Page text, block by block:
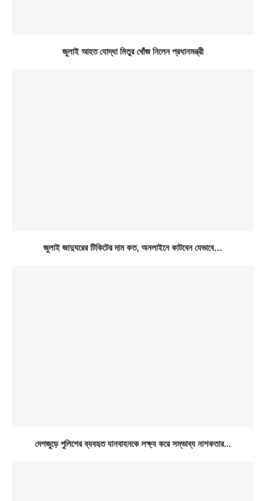
জুলাই আহত যোদ্ধা মিতুর খোঁজ নিলেন প্রধানমন্ত্রী
জুলাই জাদুঘরের টিকিটের দাম কত, অনলাইনে কাটবেন যেভাবে…
দেশজুড়ে পুলিশের ব্যবহৃত যানবাহনকে লক্ষ্য করে সম্ভাব্য নাশকতার...